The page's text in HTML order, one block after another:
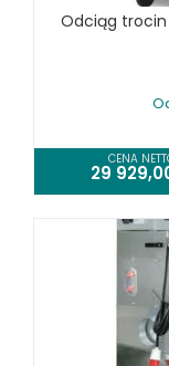
MASZYNY DO
SPRZĘT
SPRĘŻARKI I
SPRZĘT
RÓŻNE OKAZJE
KOSZT DOSTAWY
Odciąg trocin i
CENA
29